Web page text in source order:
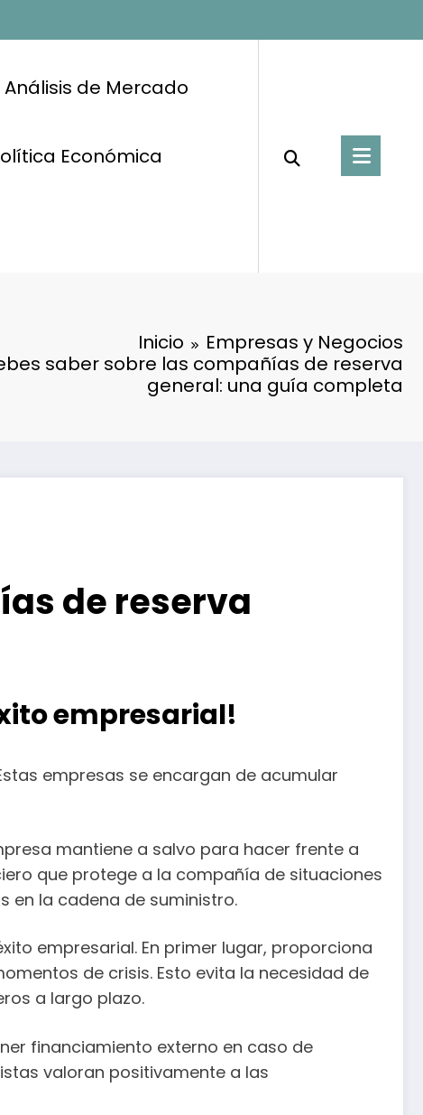
Análisis de Mercado
Económica
Inicio
Empresas y Negocios
saber sobre las compañías de reserva
general: una guía completa
de reserva
empresarial!
empresas se encargan de acumular
mantiene a salvo para hacer frente a
que protege a la compañía de situaciones
en la cadena de suministro.
empresarial. En primer lugar, proporciona
de crisis. Esto evita la necesidad de
a largo plazo.
financiamiento externo en caso de
valoran positivamente a las